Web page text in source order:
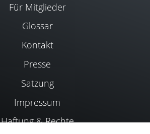
Für Mitglieder
Glossar
Kontakt
Presse
Satzung
Impressum
Haftung & Rechte